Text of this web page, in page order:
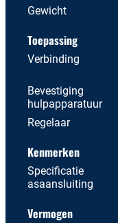
Gewicht
Toepassing
Verbinding
Bevestiging
hulpapparatuur
Regelaar
Kenmerken
Specificatie
asaansluiting
Vermogen